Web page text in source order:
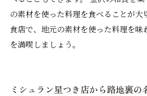
の素材を使った料理を食べることが大
食店で、地元の素材を使った料理を味
を満喫しましょう。
ミシュラン星つき店から路地裏の